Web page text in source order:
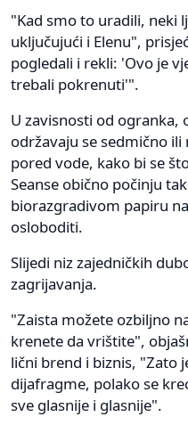
"Kad smo to uradili, neki
uključujući i Elenu",
pogledali i rekli: 'Ovo je
trebali pokrenuti'".
U zavisnosti od ogranka,
održavaju se sedmično
pored vode, kako bi se
Seanse obično počinju
biorazgradivom papiru
osloboditi.
Slijedi niz zajedničkih
zagrijavanja.
"Zaista možete ozbiljno
krenete da vrištite",
lični brend i biznis, "Zato
dijafragme, polako se
sve glasnije i glasnije".